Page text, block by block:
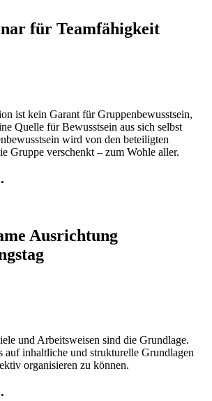
für Teamfähigkeit
ist kein Garant für Gruppenbewusstsein,
Quelle für Bewusstsein aus sich selbst
wird von den beteiligten
Gruppe verschenkt – zum Wohle aller.
Ausrichtung
und Arbeitsweisen sind die Grundlage.
auf inhaltliche und strukturelle Grundlagen
organisieren zu können.